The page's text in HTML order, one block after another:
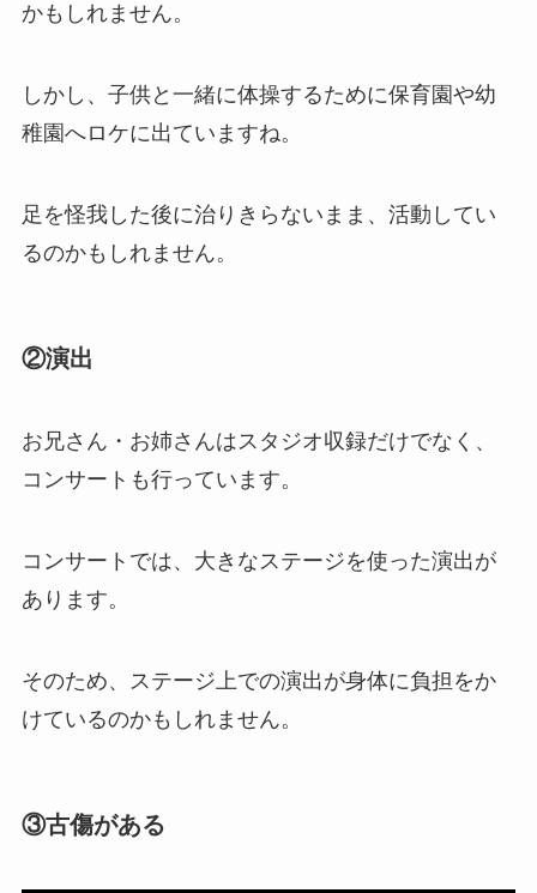
かもしれません。
しかし、子供と一緒に体操するために保育園や幼
稚園へロケに出ていますね。
足を怪我した後に治りきらないまま、活動してい
るのかもしれません。
②演出
お兄さん・お姉さんはスタジオ収録だけでなく、
コンサートも行っています。
コンサートでは、大きなステージを使った演出が
あります。
そのため、ステージ上での演出が身体に負担をか
けているのかもしれません。
③古傷がある